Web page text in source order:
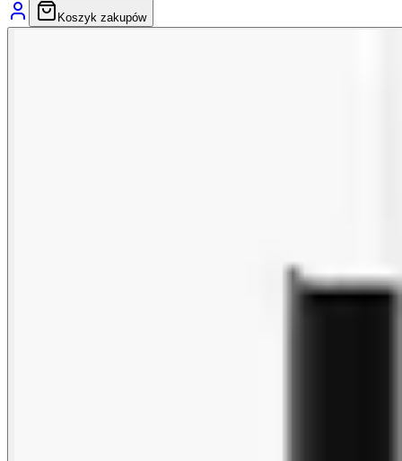
Koszyk zakupów